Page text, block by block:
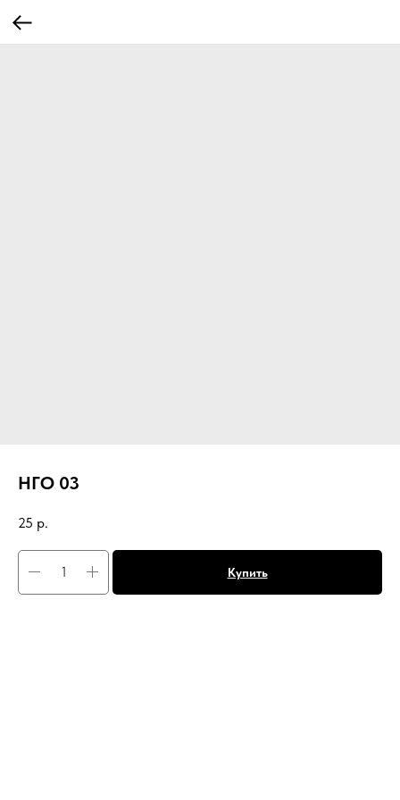
НГО 03
25 р.
Купить